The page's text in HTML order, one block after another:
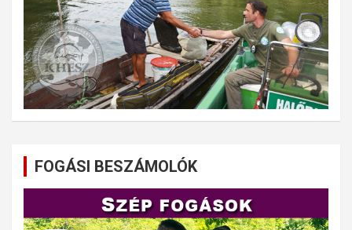
FOGÁSI BESZÁMOLÓK